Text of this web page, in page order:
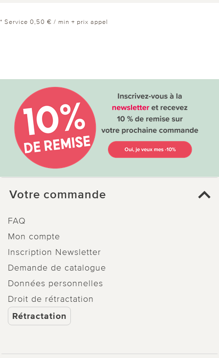
* Service 0,50 € / min + prix appel
Votre commande
FAQ
Mon compte
Inscription Newsletter
Demande de catalogue
Données personnelles
Droit de rétractation
Rétractation